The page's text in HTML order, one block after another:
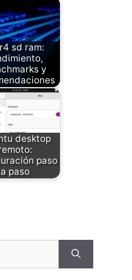
sd ram:
y
desktop
paso
a paso